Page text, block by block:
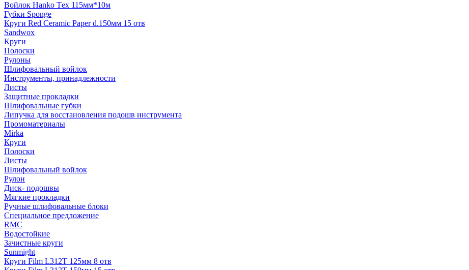
Войлок Hanko Tех 115мм*10м
Губки Sponge
Круги Red Ceramic Paper d.150мм 15 отв
Sandwox
Круги
Полоски
Рулоны
Шлифовальный войлок
Инструменты, принадлежности
Листы
Защитные прокладки
Шлифовальные губки
Липучка для восстановления подошв инструмента
Промоматериалы
Mirka
Круги
Полоски
Листы
Шлифовальный войлок
Рулон
Диск- подошвы
Мягкие прокладки
Ручные шлифовальные блоки
Специальное предложение
RMC
Водостойкие
Зачистные круги
Sunmight
Круги Film L312T 125мм 8 отв